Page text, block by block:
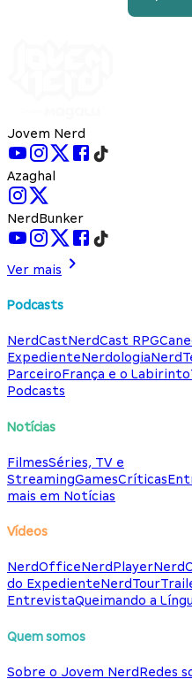
Jovem Nerd
Azaghal
NerdBunker
Ver mais
Podcasts
NerdCastNerdCast RPG
ExpedienteNerdologia
ParceiroFrança e o Labirinto
Podcasts
Notícias
FilmesSéries, TV e
StreamingGamesCríticas
mais em Notícias
Vídeos
NerdOfficeNerdPlayer
do ExpedienteNerdTour
EntrevistaQueimando a
Quem somos
Sobre o Jovem NerdRedes